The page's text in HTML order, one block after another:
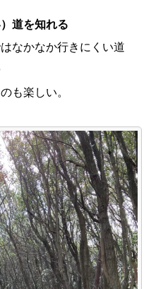
道を知れる
なかなか行きにくい道
も楽しい。